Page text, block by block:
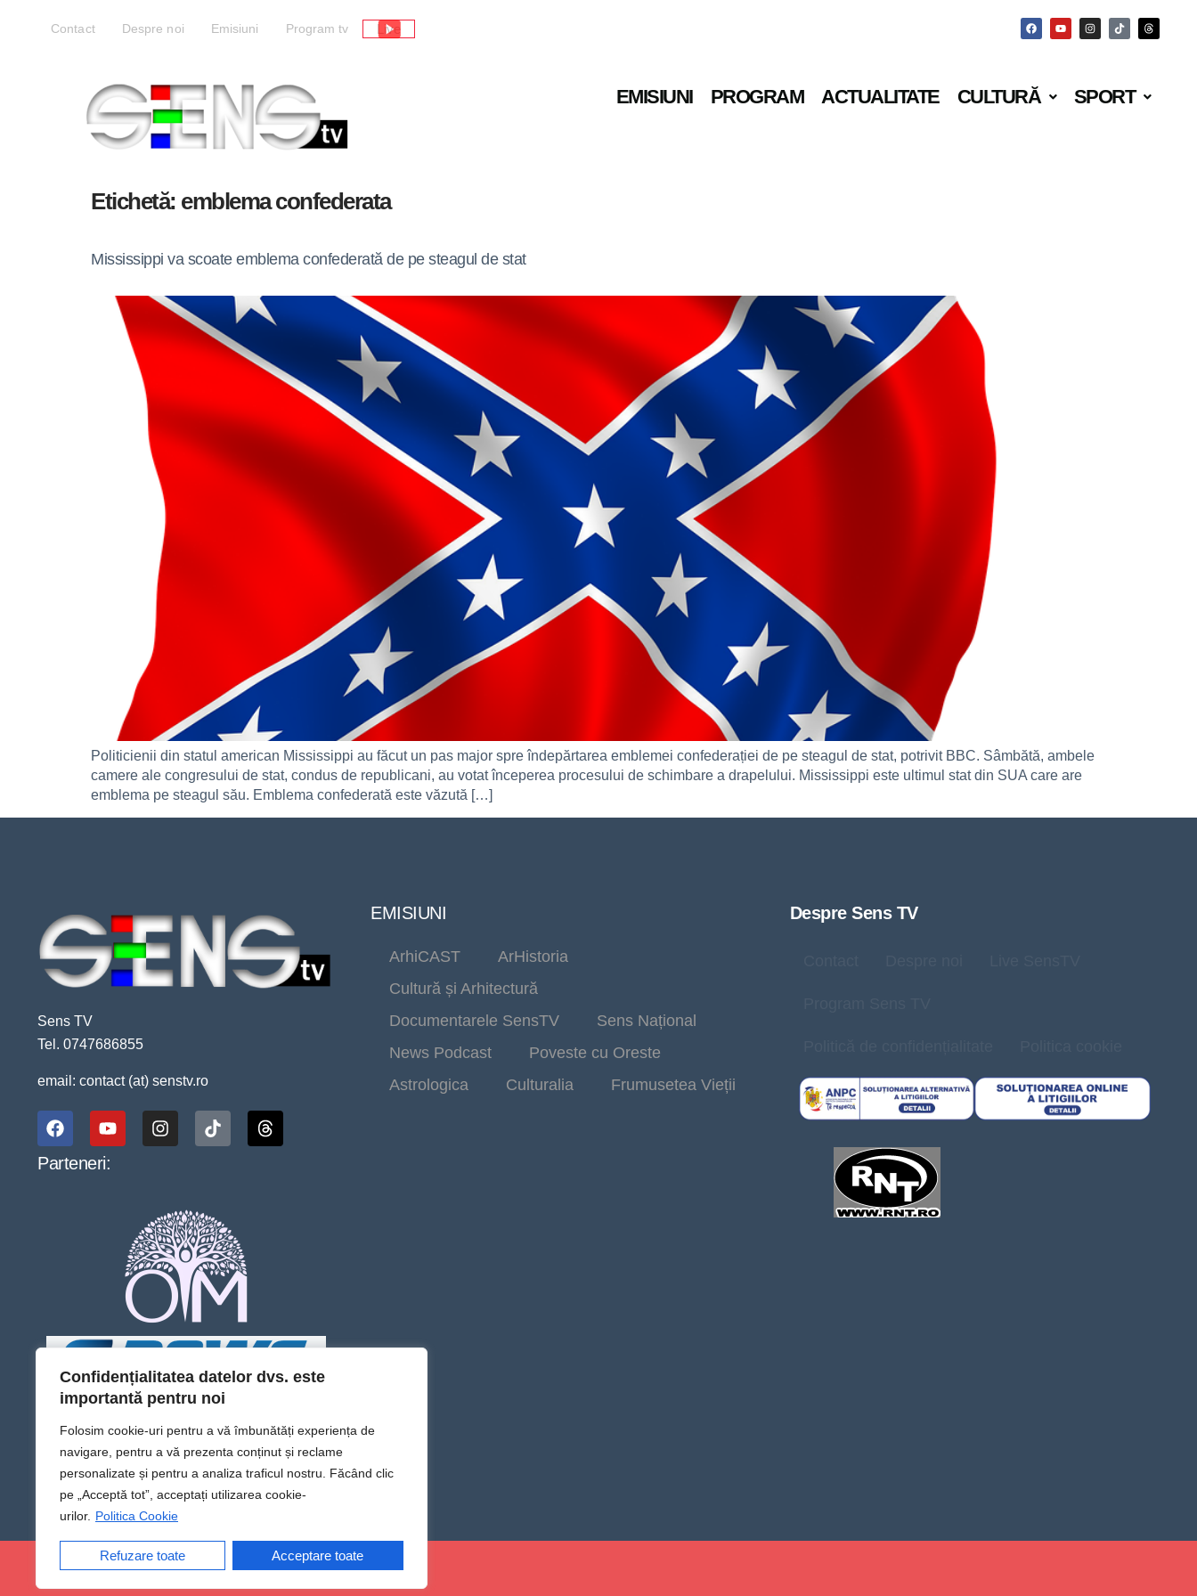
Confidențialitatea datelor dvs. este
importantă pentru noi
Folosim cookie-uri pentru a vă îmbunătăți experiența de
navigare, pentru a vă prezenta conținut și reclame
personalizate și pentru a analiza traficul nostru. Făcând clic
pe „Acceptă tot”, acceptați utilizarea cookie-
urilor. Politica Cookie
Refuzare toate Acceptare toate
Contact Despre noi Emisiuni Program tv Live
EMISIUNI PROGRAM ACTUALITATE CULTURĂ SPORT
Etichetă: emblema confederata
Mississippi va scoate emblema confederată de pe steagul de stat
Politicienii din statul american Mississippi au făcut un pas major spre îndepărtarea emblemei confederației de pe steagul de stat, potrivit BBC. Sâmbătă, ambele
camere ale congresului de stat, condus de republicani, au votat începerea procesului de schimbare a drapelului. Mississippi este ultimul stat din SUA care are
emblema pe steagul său. Emblema confederată este văzută […]
Sens TV
Tel. 0747686855
email: contact (at) senstv.ro
Parteneri:
EMISIUNI
ArhiCAST
ArHistoria
Cultură și Arhitectură
Documentarele SensTV
Sens Național
News Podcast
Poveste cu Oreste
Astrologica
Culturalia Frumusetea Vieții
Despre Sens TV
@Sens TV | Dă sens omului din tine!